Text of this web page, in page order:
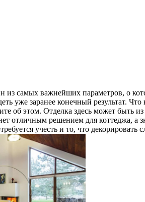
из самых важнейших параметров, о
уже заранее конечный результат.
об этом. Отделка здесь может быть
отличным решением для коттеджа, а
учесть и то, что